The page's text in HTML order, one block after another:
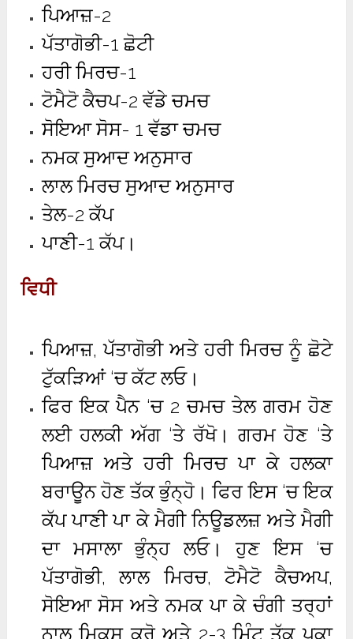
ਪਿਆਜ਼-2
ਪੱਤਾਗੋਭੀ-1 ਛੋਟੀ
ਹਰੀ ਮਿਰਚ-1
ਟੋਮੈਟੋ ਕੈਚਪ-2 ਵੱਡੇ ਚਮਚ
ਸੋਇਆ ਸੋਸ- 1 ਵੱਡਾ ਚਮਚ
ਨਮਕ ਸੁਆਦ ਅਨੁਸਾਰ
ਲਾਲ ਮਿਰਚ ਸੁਆਦ ਅਨੁਸਾਰ
ਤੇਲ-2 ਕੱਪ
ਪਾਣੀ-1 ਕੱਪ।
ਵਿਧੀ
ਪਿਆਜ਼, ਪੱਤਾਗੋਭੀ ਅਤੇ ਹਰੀ ਮਿਰਚ ਨੂੰ ਛੋਟੇ
ਟੁੱਕੜਿਆਂ ‘ਚ ਕੱਟ ਲਓ।
ਫਿਰ ਇਕ ਪੈਨ ‘ਚ 2 ਚਮਚ ਤੇਲ ਗਰਮ ਹੋਣ
ਲਈ ਹਲਕੀ ਅੱਗ ‘ਤੇ ਰੱਖੋ। ਗਰਮ ਹੋਣ ‘ਤੇ
ਪਿਆਜ਼ ਅਤੇ ਹਰੀ ਮਿਰਚ ਪਾ ਕੇ ਹਲਕਾ
ਬਰਾਊਨ ਹੋਣ ਤੱਕ ਭੁੰਨ੍ਹੋ। ਫਿਰ ਇਸ ‘ਚ ਇਕ
ਕੱਪ ਪਾਣੀ ਪਾ ਕੇ ਮੈਗੀ ਨਿਊਡਲਜ਼ ਅਤੇ ਮੈਗੀ
ਦਾ ਮਸਾਲਾ ਭੁੰਨ੍ਹ ਲਓ। ਹੁਣ ਇਸ ‘ਚ
ਪੱਤਾਗੋਭੀ, ਲਾਲ ਮਿਰਚ, ਟੋਮੈਟੋ ਕੈਚਅਪ,
ਸੋਇਆ ਸੋਸ ਅਤੇ ਨਮਕ ਪਾ ਕੇ ਚੰਗੀ ਤਰ੍ਹਾਂ
ਨਾਲ ਮਿਕਸ ਕਰੋ ਅਤੇ 2-3 ਮਿੰਟ ਤੱਕ ਪਕਾ